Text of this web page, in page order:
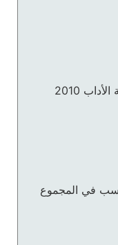
2010
في المجموع